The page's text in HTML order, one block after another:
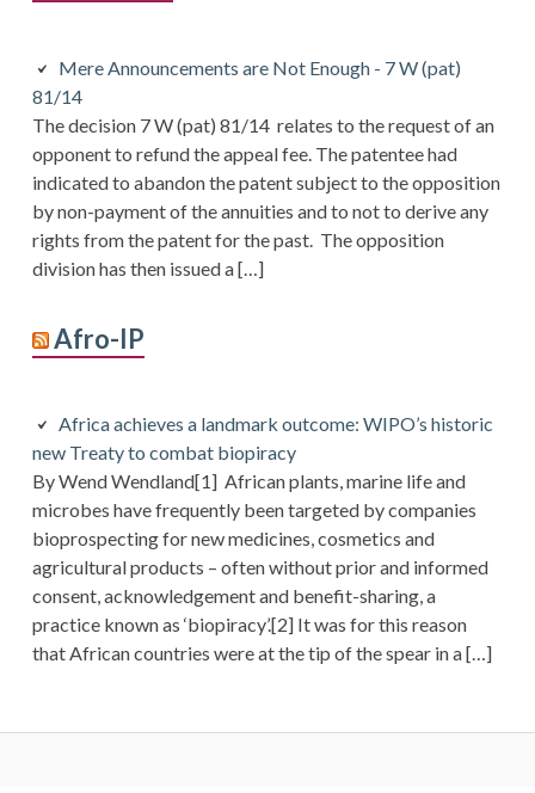
Mere Announcements are Not Enough - 7 W (pat)
81/14
The decision 7 W (pat) 81/14 relates to the request of an
opponent to refund the appeal fee. The patentee had
indicated to abandon the patent subject to the opposition
by non-payment of the annuities and to not to derive any
rights from the patent for the past. The opposition
division has then issued a […]
Afro-IP
Africa achieves a landmark outcome: WIPO’s historic
new Treaty to combat biopiracy
By Wend Wendland[1] African plants, marine life and
microbes have frequently been targeted by companies
bioprospecting for new medicines, cosmetics and
agricultural products – often without prior and informed
consent, acknowledgement and benefit-sharing, a
practice known as ‘biopiracy’.[2] It was for this reason
that African countries were at the tip of the spear in a […]